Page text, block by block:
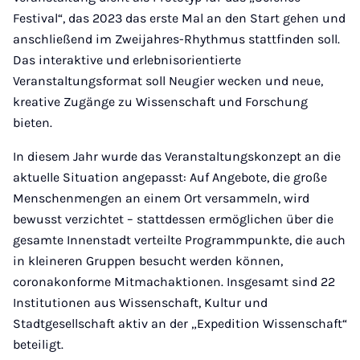
Festival“, das 2023 das erste Mal an den Start gehen und
anschließend im Zweijahres-Rhythmus stattfinden soll.
Das interaktive und erlebnisorientierte
Veranstaltungsformat soll Neugier wecken und neue,
kreative Zugänge zu Wissenschaft und Forschung
bieten.
In diesem Jahr wurde das Veranstaltungskonzept an die
aktuelle Situation angepasst: Auf Angebote, die große
Menschenmengen an einem Ort versammeln, wird
bewusst verzichtet – stattdessen ermöglichen über die
gesamte Innenstadt verteilte Programmpunkte, die auch
in kleineren Gruppen besucht werden können,
coronakonforme Mitmachaktionen. Insgesamt sind 22
Institutionen aus Wissenschaft, Kultur und
Stadtgesellschaft aktiv an der „Expedition Wissenschaft“
beteiligt.